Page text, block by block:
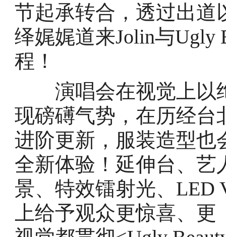
节起承转合，透过出道
绎娓娓道来Jolin与Ugly
程！
演唱会在视觉上以
现磅礡气势，在历经
进阶更新，服装造型也
全新体验！延伸台、艺
景、特效镭射光、LED
上给予观众更惊喜、更